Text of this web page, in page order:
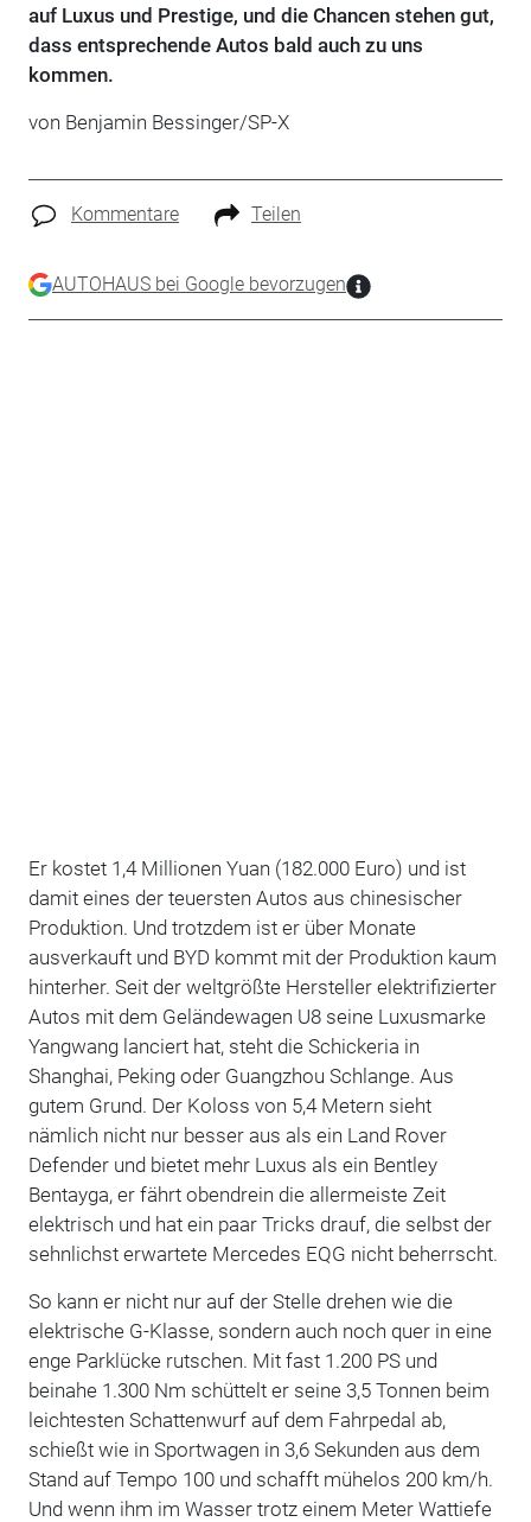
auf Luxus und Prestige, und die Chancen stehen gut,
dass entsprechende Autos bald auch zu uns
kommen.
von Benjamin Bessinger/SP-X
Kommentare Teilen
AUTOHAUS bei Google bevorzugen
Er kostet 1,4 Millionen Yuan (182.000 Euro) und ist
damit eines der teuersten Autos aus chinesischer
Produktion. Und trotzdem ist er über Monate
ausverkauft und BYD kommt mit der Produktion kaum
hinterher. Seit der weltgrößte Hersteller elektrifizierter
Autos mit dem Geländewagen U8 seine Luxusmarke
Yangwang lanciert hat, steht die Schickeria in
Shanghai, Peking oder Guangzhou Schlange. Aus
gutem Grund. Der Koloss von 5,4 Metern sieht
nämlich nicht nur besser aus als ein Land Rover
Defender und bietet mehr Luxus als ein Bentley
Bentayga, er fährt obendrein die allermeiste Zeit
elektrisch und hat ein paar Tricks drauf, die selbst der
sehnlichst erwartete Mercedes EQG nicht beherrscht.
So kann er nicht nur auf der Stelle drehen wie die
elektrische G-Klasse, sondern auch noch quer in eine
enge Parklücke rutschen. Mit fast 1.200 PS und
beinahe 1.300 Nm schüttelt er seine 3,5 Tonnen beim
leichtesten Schattenwurf auf dem Fahrpedal ab,
schießt wie in Sportwagen in 3,6 Sekunden aus dem
Stand auf Tempo 100 und schafft mühelos 200 km/h.
Und wenn ihm im Wasser trotz einem Meter Wattiefe